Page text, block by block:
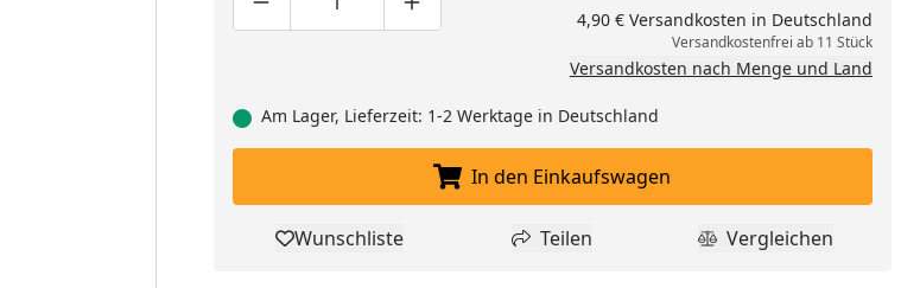
Produktmenge um eins verringern
Produktmenge manuell eingeben
Produktmenge um eins erhöhen4,90 € Versandkosten in Deutschland
Versandkostenfrei ab 11 Stück
Versandkosten nach Menge und Land
Am Lager, Lieferzeit: 1-2 Werktage in Deutschland
In den Einkaufswagen legen
In den Einkaufswagen
Produkt zur Wunschliste hinzufügen
Wunschliste Teilen
Teilen Produkt
Vergleichen